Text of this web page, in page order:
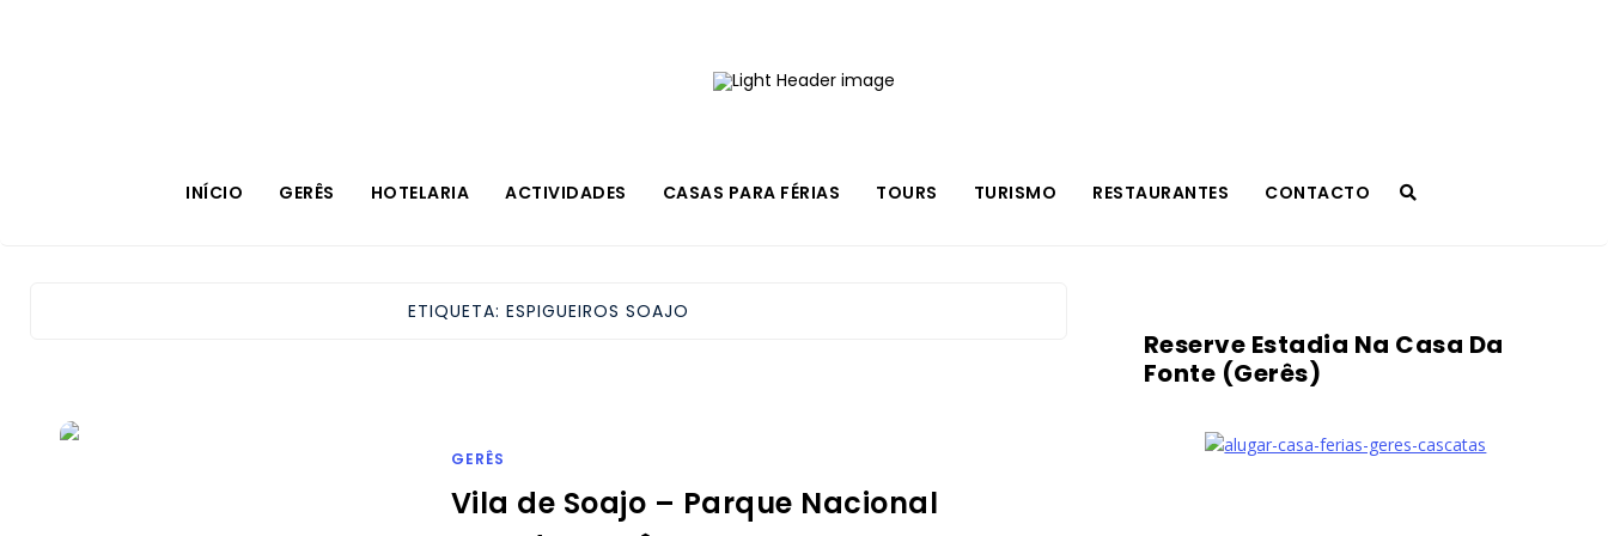
INÍCIO GERÊS HOTELARIA ACTIVIDADES CASAS PARA FÉRIAS TOURS TURISMO RESTAURANTES CONTACTO
ETIQUETA: ESPIGUEIROS SOAJO
GERÊS
Vila de Soajo – Parque Nacional
Reserve Estadia Na Casa Da
Fonte (Gerês)